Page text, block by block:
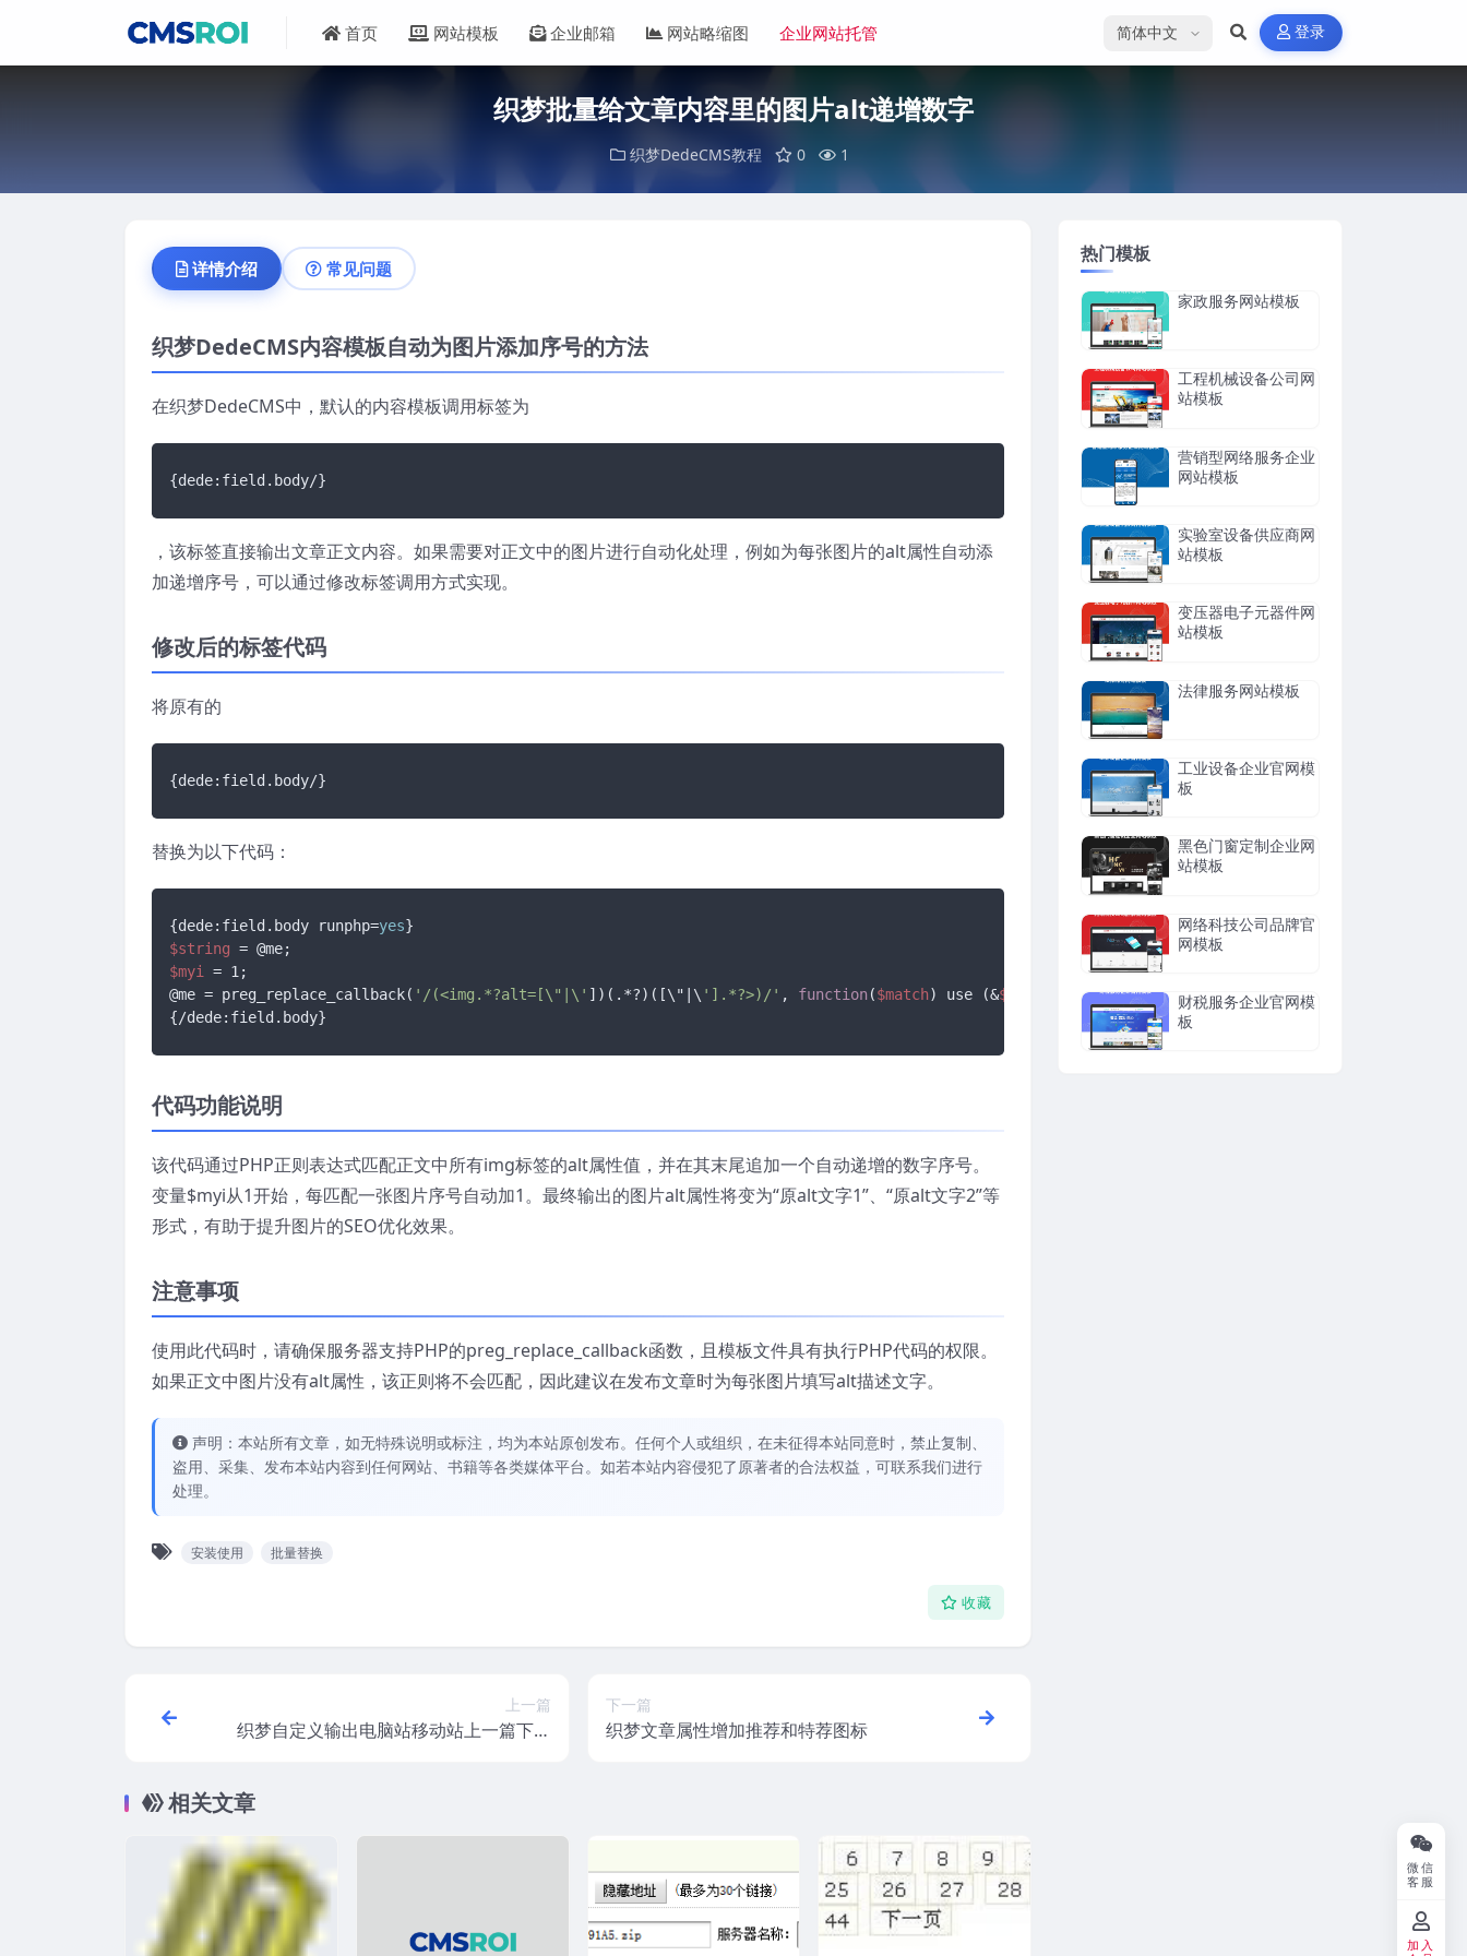
首页 网站模板 企业邮箱 网站略缩图 企业网站托管 选择语言 登录
织梦批量给文章内容里的图片alt递增数字
织梦DedeCMS教程 0 1
详情介绍 常见问题
织梦DedeCMS内容模板自动为图片添加序号的方法
在织梦DedeCMS中，默认的内容模板调用标签为
{dede:field.body/}
，该标签直接输出文章正文内容。如果需要对正文中的图片进行自动化处理，例如为每张图片的alt属性自动添
加递增序号，可以通过修改标签调用方式实现。
修改后的标签代码
将原有的
{dede:field.body/}
替换为以下代码：
{dede:field.body runphp=yes
$string
$myi
= 1;
@me = preg_replace_callback( '/(<img.*?alt=[\"|\' ])(.*?)([\"|\ '].*?>)/' , function($match) use (&$myi return $match[1].$match [2].($myi
{/dede:field.body}
代码功能说明
该代码通过PHP正则表达式匹配正文中所有img标签的alt属性值，并在其末尾追加一个自动递增的数字序号。
变量$myi从1开始，每匹配一张图片序号自动加1。最终输出的图片alt属性将变为“原alt文字1”、“原alt文字2”等
形式，有助于提升图片的SEO优化效果。
注意事项
使用此代码时，请确保服务器支持PHP的preg_replace_callback函数，且模板文件具有执行PHP代码的权限。
如果正文中图片没有alt属性，该正则将不会匹配，因此建议在发布文章时为每张图片填写alt描述文字。
声明：本站所有文章，如无特殊说明或标注，均为本站原创发布。任何个人或组织，在未征得本站同意时，禁止复制、
盗用、采集、发布本站内容到任何网站、书籍等各类媒体平台。如若本站内容侵犯了原著者的合法权益，可联系我们进行
处理。
安装使用 批量替换
收藏
上一篇
织梦自定义输出电脑站移动站上一篇下一
下一篇
织梦文章属性增加推荐和特荐图标
相关文章
热门模板
家政服务网站模板
工程机械设备公司网
站模板
营销型网络服务企业
网站模板
实验室设备供应商网
站模板
变压器电子元器件网
站模板
法律服务网站模板
工业设备企业官网模
板
黑色门窗定制企业网
站模板
网络科技公司品牌官
网模板
财税服务企业官网模
板
微信
客服
加入